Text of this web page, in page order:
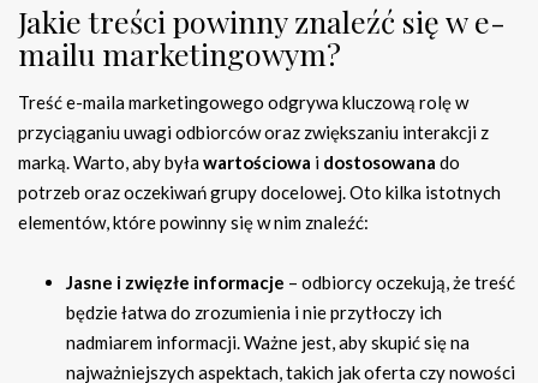
Jakie treści powinny znaleźć się w e-
mailu marketingowym?
Treść e-maila marketingowego odgrywa kluczową rolę w
przyciąganiu uwagi odbiorców oraz zwiększaniu interakcji z
marką. Warto, aby byławartościowa i dostosowana do
potrzeb oraz oczekiwań grupy docelowej. Oto kilka istotnych
elementów, które powinny się w nim znaleźć:
Jasne i zwięzłe informacje – odbiorcy oczekują, że treść
będzie łatwa do zrozumienia i nie przytłoczy ich
nadmiarem informacji. Ważne jest, aby skupić się na
najważniejszych aspektach, takich jak oferta czy nowości